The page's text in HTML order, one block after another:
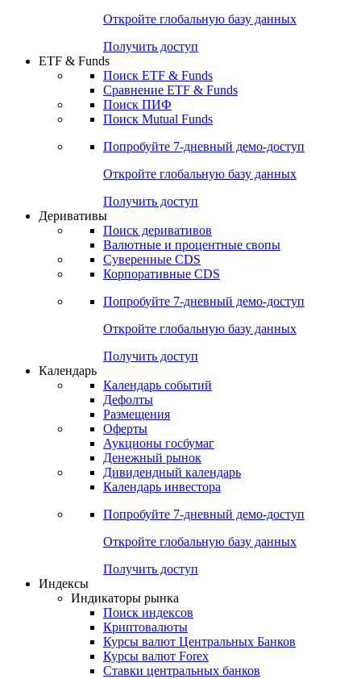
Откройте глобальную базу данных
Получить доступ
ETF & Funds
Поиск ETF & Funds
Сравнение ETF & Funds
Поиск ПИФ
Поиск Mutual Funds
Попробуйте 7-дневный демо-доступ
Откройте глобальную базу данных
Получить доступ
Деривативы
Поиск деривативов
Валютные и процентные свопы
Суверенные CDS
Корпоративные CDS
Попробуйте 7-дневный демо-доступ
Откройте глобальную базу данных
Получить доступ
Календарь
Календарь событий
Дефолты
Размещения
Оферты
Аукционы госбумаг
Денежный рынок
Дивидендный календарь
Календарь инвестора
Попробуйте 7-дневный демо-доступ
Откройте глобальную базу данных
Получить доступ
Индексы
Индикаторы рынка
Поиск индексов
Криптовалюты
Курсы валют Центральных Банков
Курсы валют Forex
Ставки центральных банков